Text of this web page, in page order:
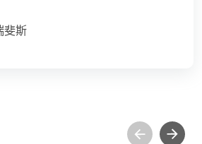
斐斯